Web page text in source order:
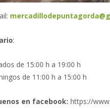
:
de 15:00 h a 19:00 h
de 11:00 h a 15:00 h
en facebook: https://